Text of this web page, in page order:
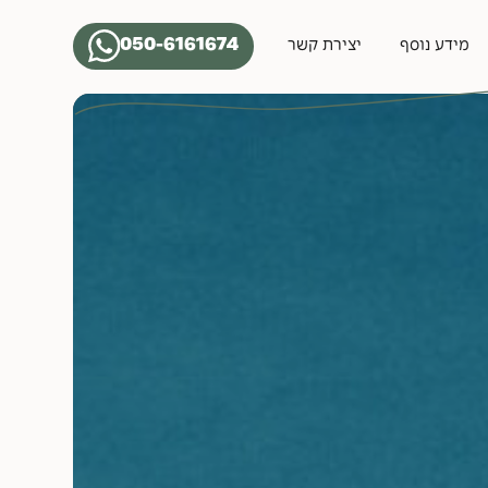
מידע נוסף יצירת קשר 050-6161674